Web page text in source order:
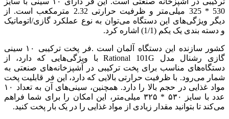
530 * 325 میلی‌متر و ظرفیت حرارتی 2.32 مترمکعب است. از
دیگر ویژگی‌های این دستگاه می‌توان به نوع عملکرد گازی/اتوماتیک
و دسته بندی یک یکم (1/1) اشاره کرد.
کشور سازنده این دستگاه آلمان است .فر پخت ترکیبی ۱۰ سینی
گازی رشنال مدل Rational 101G با ویژگی‌هایی که دارد، از
دستگاه‌های مناسب برای پخت ترکیبی در آشپزخانه‌های صنعتی به
شمار می‌رود. با ظرفیت حرارتی بالایی که دارد، این فر قابلیت پخت
مواد غذایی در حجم بالا را دارد. همچنین، سینی‌های آن به تعداد ۱۰
عدد با سایز ۵۳۰ * ۳۲۵ میلی‌متر، این امکان را برای شما فراهم
می‌کند تا بتوانید مقدار زیادی از مواد غذایی را در یک بار پخت کنید.